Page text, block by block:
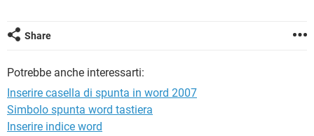
Share
Potrebbe anche interessarti:
Inserire casella di spunta in word 2007
Simbolo spunta word tastiera
Inserire indice word